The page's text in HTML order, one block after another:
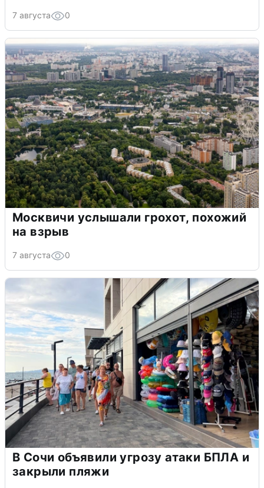
7 августа 0
Москвичи услышали грохот, похожий
на взрыв
7 августа 0
В Сочи объявили угрозу атаки БПЛА и
закрыли пляжи